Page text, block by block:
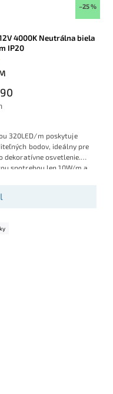
–25 %
4000K Neutrálna biela
IP20
320LED/m poskytuje
bodov, ideálny pre
dekoratívne osvetlenie.
spotrebou len 10W/m a
a možnosť doplnenia o